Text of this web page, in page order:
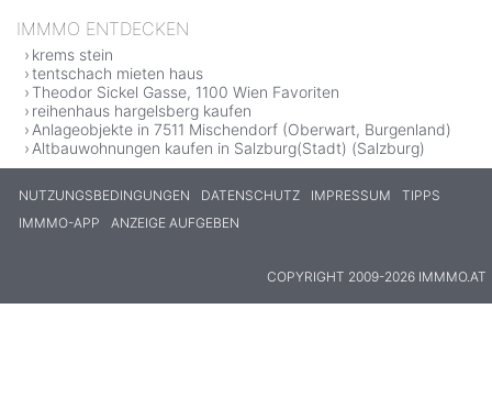
IMMMO ENTDECKEN
krems stein
tentschach mieten haus
Theodor Sickel Gasse, 1100 Wien Favoriten
reihenhaus hargelsberg kaufen
Anlageobjekte in 7511 Mischendorf (Oberwart, Burgenland)
Altbauwohnungen kaufen in Salzburg(Stadt) (Salzburg)
NUTZUNGSBEDINGUNGEN DATENSCHUTZ IMPRESSUM
TIPPS
IMMMO-APP
ANZEIGE AUFGEBEN
COPYRIGHT 2009-2026 IMMMO.AT